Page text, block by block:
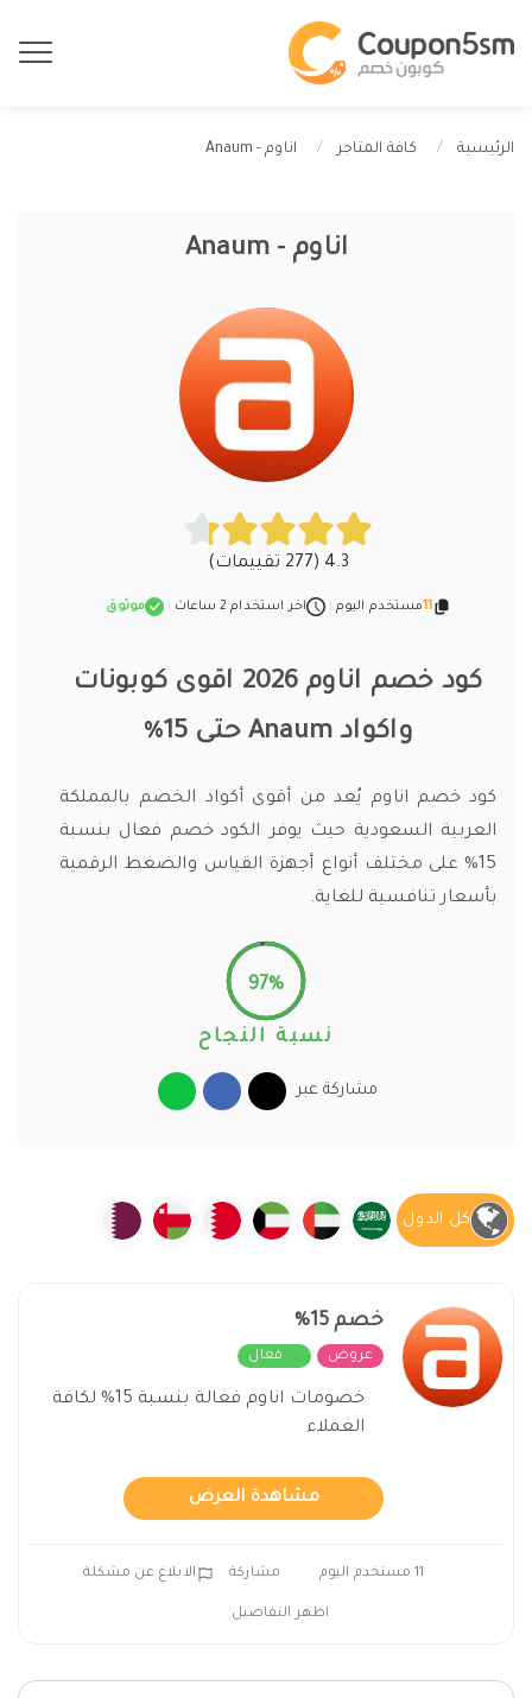
الرئيسية كافة المتاجر اناوم - Anaum
اناوم - Anaum
4.3 (277 تقييمات)
11مستخدم اليوم اخر استخدام 2 ساعات موثوق
كود خصم اناوم 2026 اقوى كوبونات
واكواد Anaum حتى 15%
كود خصم اناوم يُعد من أقوى أكواد الخصم بالمملكة
العربية السعودية حيث يوفر الكود خصم فعال بنسبة
15% على مختلف أنواع أجهزة القياس والضغط الرقمية
بأسعار تنافسية للغاية.
97%
نسبة النجاح
مشاركة عبر
كل الدول
خصم 15%
عروض فعال
خصومات اناوم فعالة بنسبة 15% لكافة
العملاء
مشاهدة العرض
11 مستخدم اليوم مشاركة الابلاغ عن مشكلة
اظهر التفاصيل